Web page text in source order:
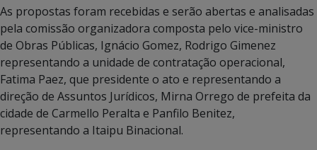
As propostas foram recebidas e serão abertas e analisadas
pela comissão organizadora composta pelo vice-ministro
de Obras Públicas, Ignácio Gomez, Rodrigo Gimenez
representando a unidade de contratação operacional,
Fatima Paez, que presidente o ato e representando a
direção de Assuntos Jurídicos, Mirna Orrego de prefeita da
cidade de Carmello Peralta e Panfilo Benitez,
representando a Itaipu Binacional.